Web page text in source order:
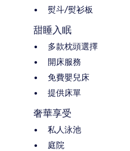
熨斗/熨衫板
甜睡入眠
多款枕頭選擇
開床服務
免費嬰兒床
提供床單
奢華享受
私人泳池
庭院